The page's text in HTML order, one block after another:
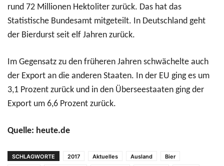
rund 72 Millionen Hektoliter zurück. Das hat das
Statistische Bundesamt mitgeteilt. In Deutschland geht
der Bierdurst seit elf Jahren zurück.
Im Gegensatz zu den früheren Jahren schwächelte auch
der Export an die anderen Staaten. In der EU ging es um
3,1 Prozent zurück und in den Überseestaaten ging der
Export um 6,6 Prozent zurück.
Quelle: heute.de
SCHLAGWORTE 2017 Aktuelles Ausland
Bier